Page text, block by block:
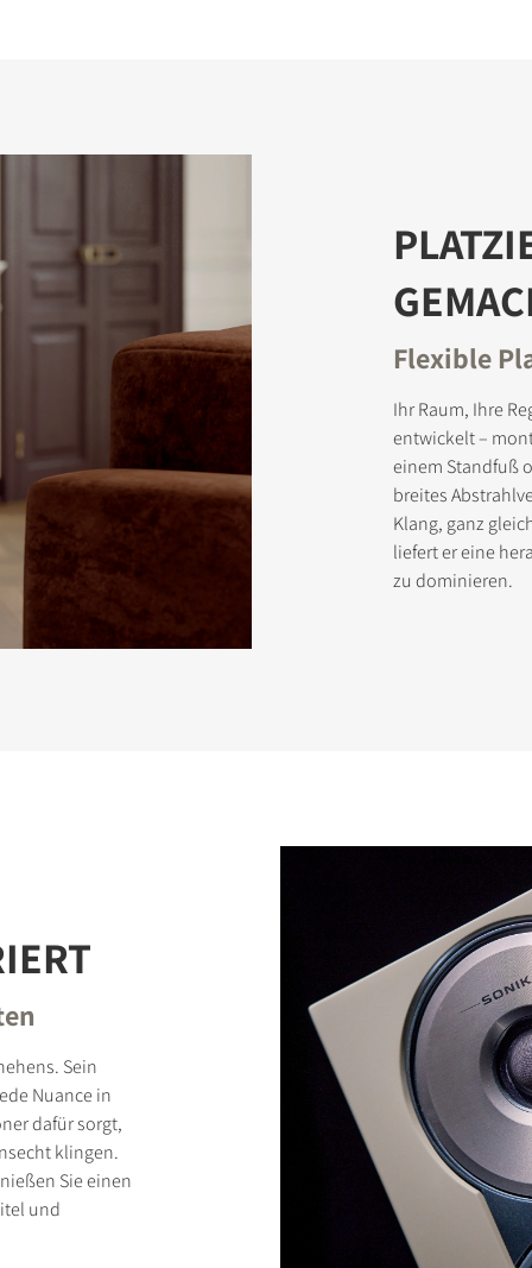
Flexible
Ihr Raum, Ihre
entwickelt –
einem Standfuß
breites
Klang, ganz
liefert er eine
zu dominieren.
Sein
Nuance in
dafür sorgt,
klingen.
Sie einen
und